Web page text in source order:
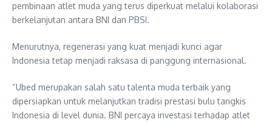
pembinaan atlet muda yang terus diperkuat melalui kolaborasi
berkelanjutan antara BNI dan PBSI.
Menurutnya, regenerasi yang kuat menjadi kunci agar
Indonesia tetap menjadi raksasa di panggung internasional.
“Ubed merupakan salah satu talenta muda terbaik yang
dipersiapkan untuk melanjutkan tradisi prestasi bulu tangkis
Indonesia di level dunia. BNI percaya investasi terhadap atlet